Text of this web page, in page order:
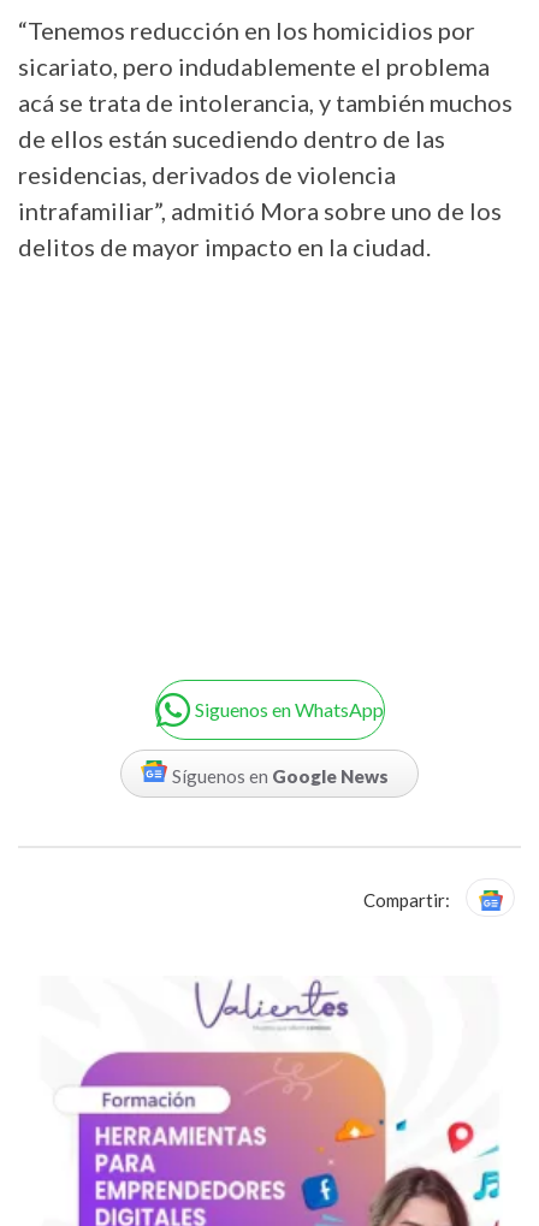
“Tenemos reducción en los homicidios por
sicariato, pero indudablemente el problema
acá se trata de intolerancia, y también muchos
de ellos están sucediendo dentro de las
residencias, derivados de violencia
intrafamiliar”, admitió Mora sobre uno de los
delitos de mayor impacto en la ciudad.
Siguenos en WhatsApp
Síguenos en Google News
Compartir: